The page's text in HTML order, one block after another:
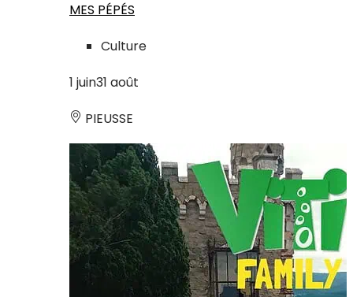
MES PÉPÉS
Culture
1 juin31 août
PIEUSSE